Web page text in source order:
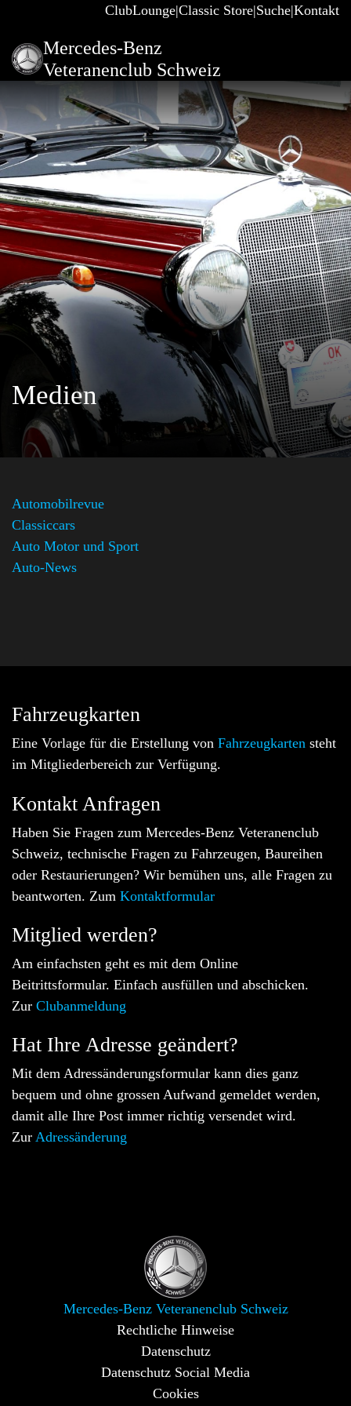
ClubLounge Classic Store Suche Kontakt
Mercedes-Benz
Veteranenclub Schweiz
Medien
Automobilrevue
Classiccars
Auto Motor und Sport
Auto-News
Fahrzeugkarten
Eine Vorlage für die Erstellung von Fahrzeugkarten steht
im Mitgliederbereich zur Verfügung.
Kontakt Anfragen
Haben Sie Fragen zum Mercedes-Benz Veteranenclub
Schweiz, technische Fragen zu Fahrzeugen, Baureihen
oder Restaurierungen? Wir bemühen uns, alle Fragen zu
beantworten. Zum Kontaktformular
Mitglied werden?
Am einfachsten geht es mit dem Online
Beitrittsformular. Einfach ausfüllen und abschicken.
Zur Clubanmeldung
Hat Ihre Adresse geändert?
Mit dem Adressänderungsformular kann dies ganz
bequem und ohne grossen Aufwand gemeldet werden,
damit alle Ihre Post immer richtig versendet wird.
Zur Adressänderung
Mercedes-Benz Veteranenclub Schweiz
Rechtliche Hinweise
Datenschutz
Datenschutz Social Media
Cookies